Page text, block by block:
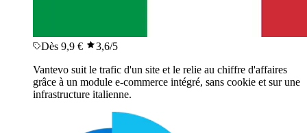
Dès 9,9 € 3,6/5
Vantevo suit le trafic d'un site et le relie au chiffre d'affaires
grâce à un module e-commerce intégré, sans cookie et sur une
infrastructure italienne.